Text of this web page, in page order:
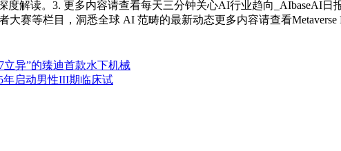
解读。3. 更多内容请查看每天三分钟关心AI行业趋向_AIbaseAI日
赛等栏目，洞悉全球 AI 范畴的最新动态更多内容请查看
立异”的臻迪首款水下机械
年启动男性III期临床试